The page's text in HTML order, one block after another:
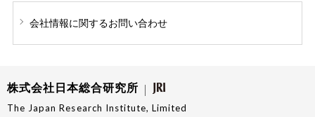
会社情報に関するお問い合わせ
株式会社日本総合研究所
The Japan Research Institute, Limited